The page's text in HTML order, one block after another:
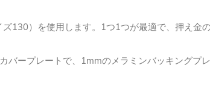
130）を使用します。1つ1つが最適で、押え金
バープレートで、1mmのメラミンバッキングプ